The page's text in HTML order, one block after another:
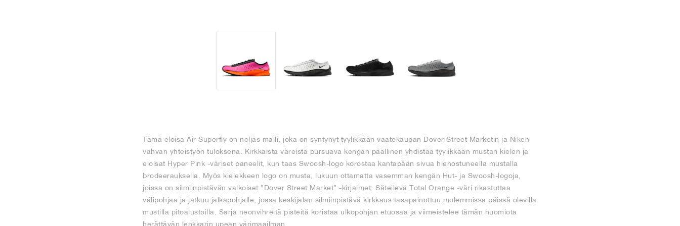
Tämä eloisa Air Superfly on neljäs malli, joka on syntynyt tyylikkään vaatekaupan Dover Street Marketin ja Niken
vahvan yhteistyön tuloksena. Kirkkaista väreistä pursuava kengän päällinen yhdistää tyylikkään mustan kielen ja
eloisat Hyper Pink -väriset paneelit, kun taas Swoosh-logo korostaa kantapään sivua hienostuneella mustalla
brodeerauksella. Myös kielekkeen logo on musta, lukuun ottamatta vasemman kengän Hut- ja Swoosh-logoja,
joissa on silmiinpistävän valkoiset ”Dover Street Market” -kirjaimet. Säteilevä Total Orange -väri rikastuttaa
välipohjaa ja jatkuu jalkapohjalle, jossa keskijalan silmiinpistävä kirkkaus tasapainottuu molemmissa päissä olevilla
mustilla pitoalustoilla. Sarja neonvihreitä pisteitä koristaa ulkopohjan etuosaa ja viimeistelee tämän huomiota
herättävän lenkkarin upean värimaailman.